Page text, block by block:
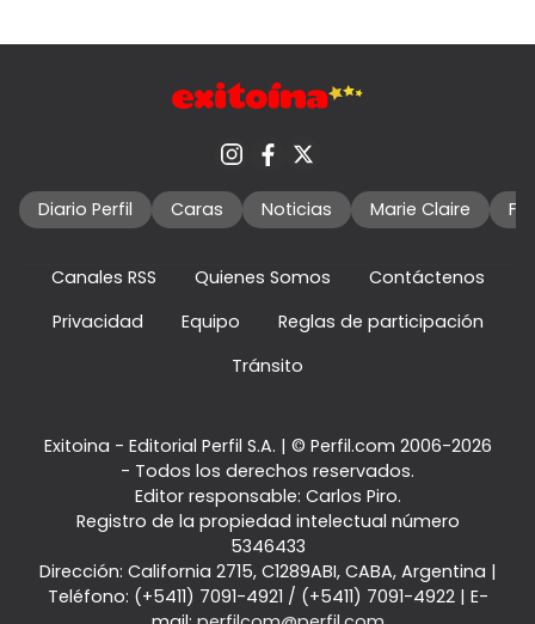
Diario Perfil Caras Noticias Marie Claire
Canales RSS Quienes Somos
Contáctenos
Privacidad
Equipo
Reglas de participación
Tránsito
Exitoina - Editorial Perfil S.A. | © Perfil.com 2006-2026
- Todos los derechos reservados.
Editor responsable: Carlos Piro.
Registro de la propiedad intelectual número
5346433
Dirección: California 2715, C1289ABI, CABA, Argentina |
Teléfono: (+5411) 7091-4921 / (+5411) 7091-4922| E-